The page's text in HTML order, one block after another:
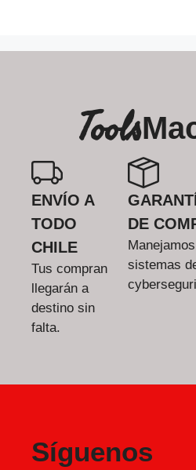
Tools
ENVÍO A
TODO
CHILE
Tus compran
llegarán a
destino sin
falta.
DE
Manejamos
sistemas
Síguenos